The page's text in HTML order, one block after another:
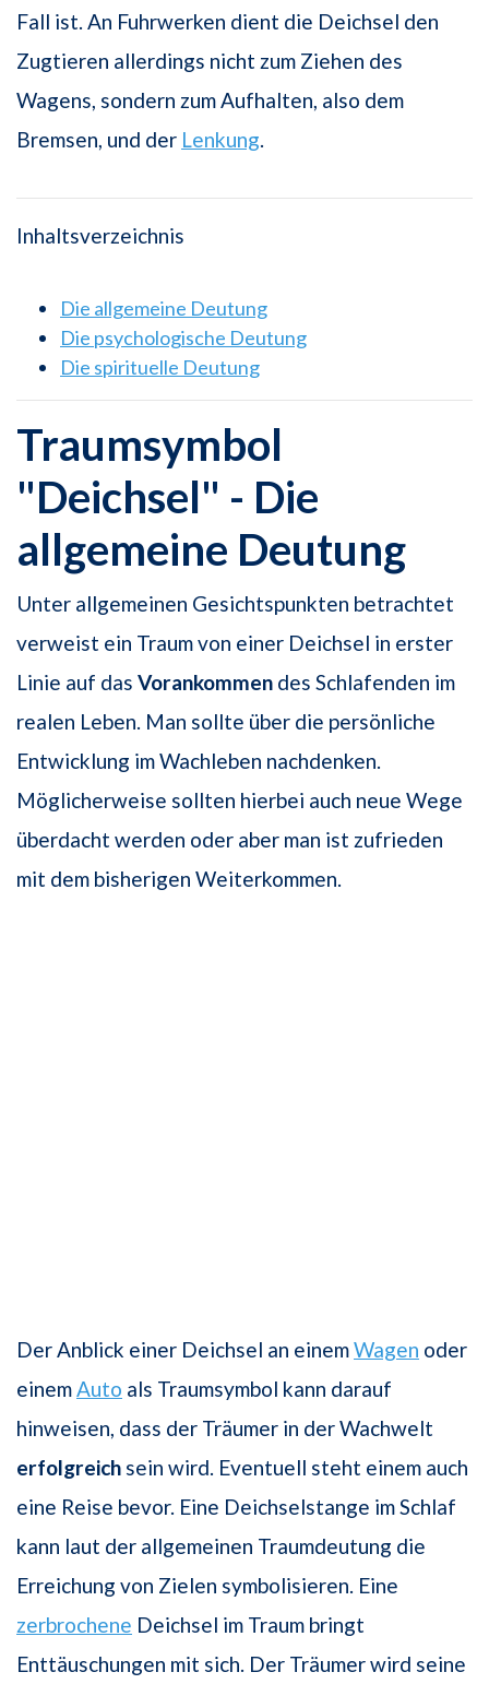
Fall ist. An Fuhrwerken dient die Deichsel den
Zugtieren allerdings nicht zum Ziehen des
Wagens, sondern zum Aufhalten, also dem
Bremsen, und der Lenkung.
Inhaltsverzeichnis
Die allgemeine Deutung
Die psychologische Deutung
Die spirituelle Deutung
Traumsymbol
"Deichsel" - Die
allgemeine Deutung
Unter allgemeinen Gesichtspunkten betrachtet
verweist ein Traum von einer Deichsel in erster
Linie auf das Vorankommen des Schlafenden im
realen Leben. Man sollte über die persönliche
Entwicklung im Wachleben nachdenken.
Möglicherweise sollten hierbei auch neue Wege
überdacht werden oder aber man ist zufrieden
mit dem bisherigen Weiterkommen.
Der Anblick einer Deichsel an einemWagen oder
einemAuto als Traumsymbol kann darauf
hinweisen, dass der Träumer in der Wachwelt
erfolgreich sein wird. Eventuell steht einem auch
eine Reise bevor. Eine Deichselstange im Schlaf
kann laut der allgemeinen Traumdeutung die
Erreichung von Zielen symbolisieren. Eine
zerbrochene Deichsel im Traum bringt
Enttäuschungen mit sich. Der Träumer wird seine